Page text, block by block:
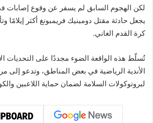
لكن الهجوم السابق لم يسفر عن وقوع إصابات
يجعل حادثة مقتل دومينيك فريمبونغ أكثر إيلامًا
كرة القدم الغاني.
تُسلّط هذه الواقعة الضوء مجددًا على التحديات
الأندية الرياضية في بعض المناطق، وتدعو إلى
لبروتوكولات السلامة لضمان حماية اللاعبين